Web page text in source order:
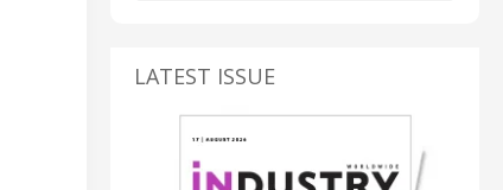
LATEST ISSUE